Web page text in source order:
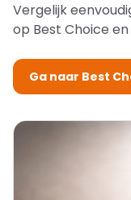
Vergelijk
op Best Choice
Ga naar Best